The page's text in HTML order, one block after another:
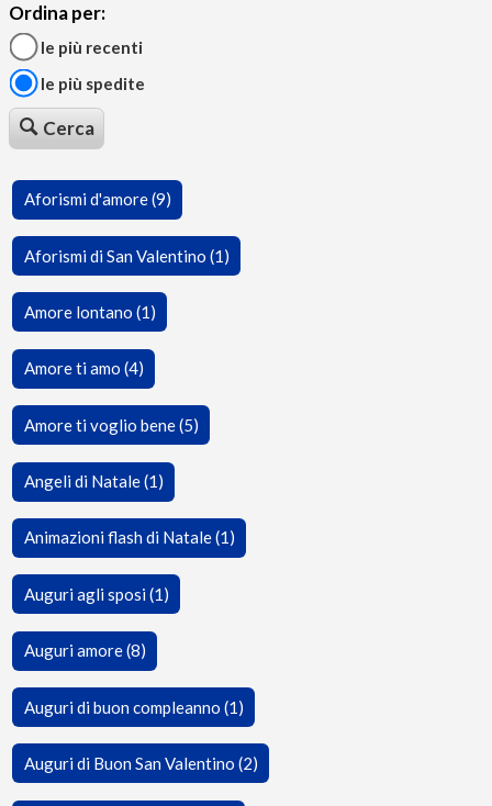
Ordina per:
le più recenti
le più spedite
Cerca
Aforismi d'amore (9)
Aforismi di San Valentino (1)
Amore lontano (1)
Amore ti amo (4)
Amore ti voglio bene (5)
Angeli di Natale (1)
Animazioni flash di Natale (1)
Auguri agli sposi (1)
Auguri amore (8)
Auguri di buon compleanno (1)
Auguri di Buon San Valentino (2)